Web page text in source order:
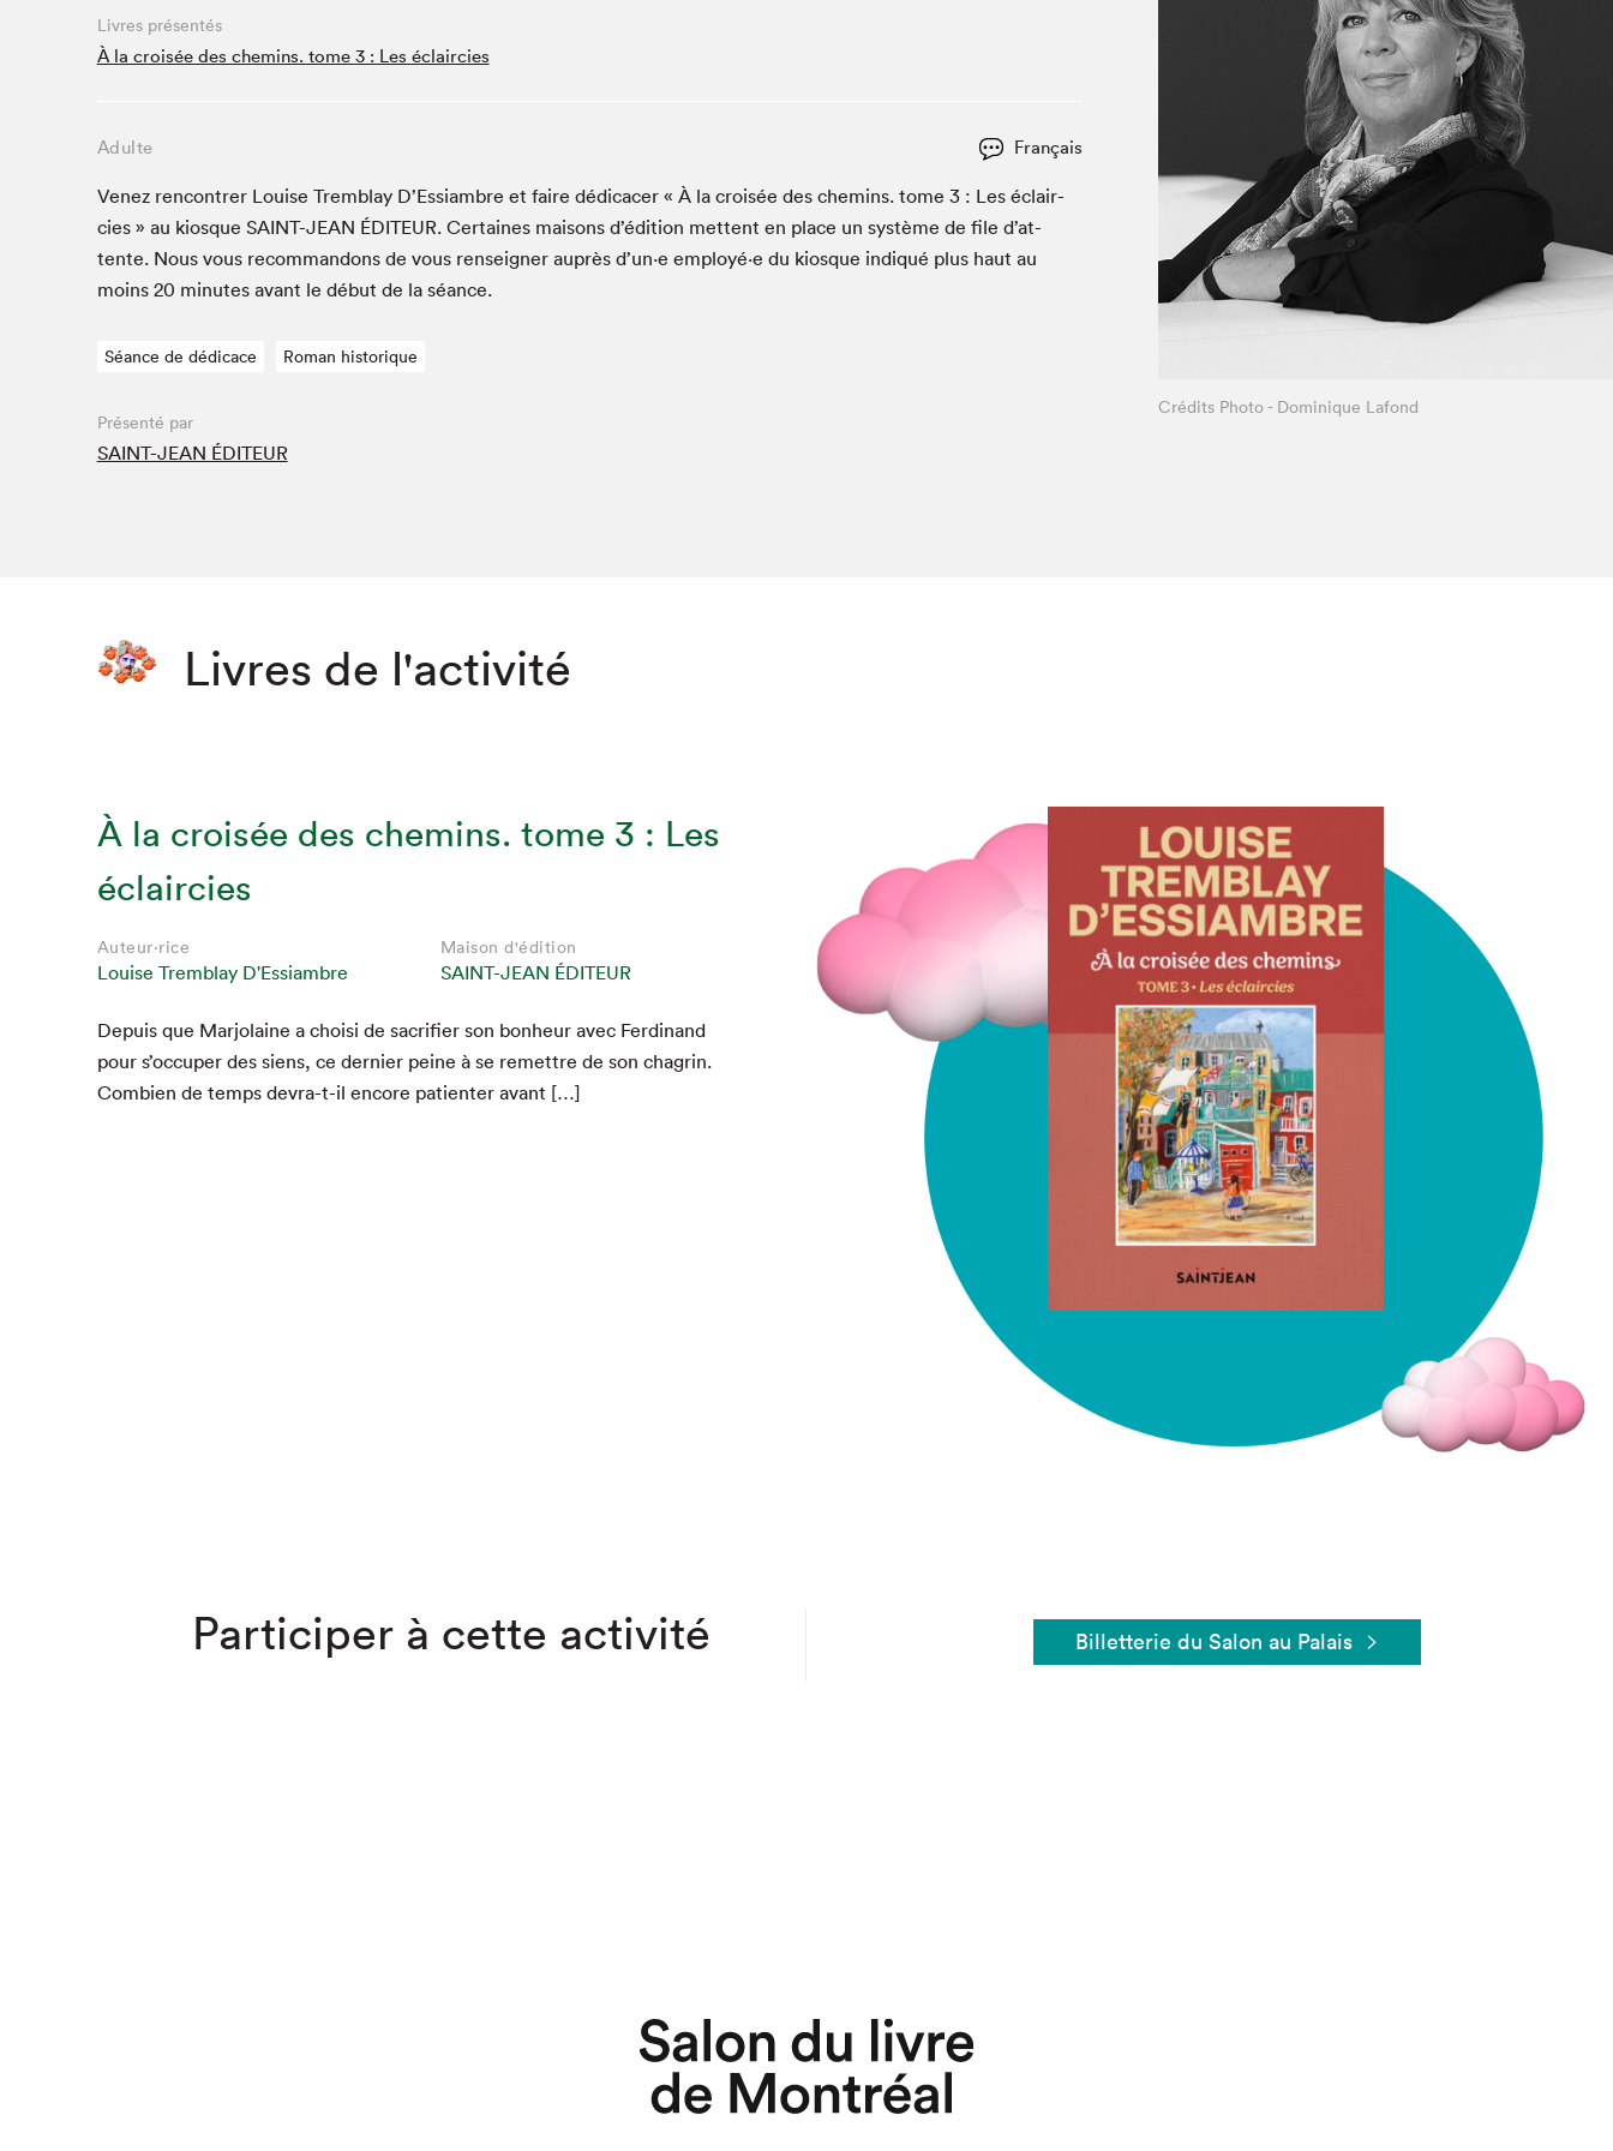
Café La Presse
Espace Côte-des-Neiges
La lecture en cadeau
Le grand jeu de lecture à voix haute du Salon du livre
de Montréal
Le Salon dans ta classe
Lettres québécoises au Salon
Liseur Public
Louisiane enracinée et branchée
Matinées scolaires Hydro-Québec
Mur des illustrateur·rice·s
À propos du Salon
Liste des exposant·e·s
Liste des auteur·rice·s
Livres présentés
À la croisée des chemins. tome 3 : Les éclaircies
Adulte Français
Venez ren­con­tr­er Louise Trem­blay D’Es­si­ambre et faire dédi­cac­er « À la croisée des chemins. tome 3: Les éclair­
cies » au kiosque SAINT-JEAN ÉDI­TEUR. Cer­taines maisons d’édi­tion met­tent en place un sys­tème de file d’at­
tente. Nous vous recom­man­dons de vous ren­seign­er auprès d’un·e employé·e du kiosque indiqué plus haut au
moins 20 min­utes avant le début de la séance.
Séance de dédicace Roman historique
Présenté par
SAINT-JEAN ÉDITEUR
Crédits Photo - Dominique Lafond
Livres de l'activité
À la croisée des chemins. tome 3 : Les
éclaircies
Auteur·rice
Louise Tremblay D'Essiambre
Maison d'édition
SAINT-JEAN ÉDITEUR
Depuis que Mar­jo­laine a choisi de sac­ri­fi­er son bon­heur avec Fer­di­nand
pour s’occuper des siens, ce dernier peine à se remet­tre de son cha­grin.
Com­bi­en de temps devra-t-il encore patien­ter avant […]
Participer à cette activité Billetterie du Salon au Palais